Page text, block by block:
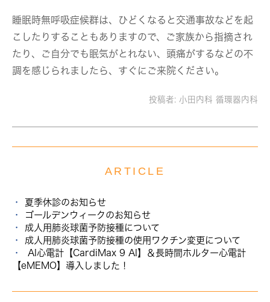
睡眠時無呼吸症候群は、ひどくなると交通事故などを起
こしたりすることもありますので、ご家族から指摘され
たり、ご自分でも眠気がとれない、頭痛がするなどの不
調を感じられましたら、すぐにご来院ください。
投稿者: 小田内科 循環器内科
ARTICLE
夏季休診のお知らせ
ゴールデンウィークのお知らせ
成人用肺炎球菌予防接種について
成人用肺炎球菌予防接種の使用ワクチン変更について
AI心電計【CardiMax 9 AI】＆長時間ホルター心電計
【eMEMO】導入しました！